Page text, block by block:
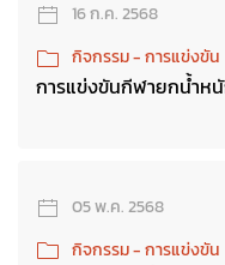
16 ก.ค. 2568
กิจกรรม - การแข่งขัน
การแข่งขันกีฬายกน้ำหนั
05 พ.ค. 2568
กิจกรรม - การแข่งขัน